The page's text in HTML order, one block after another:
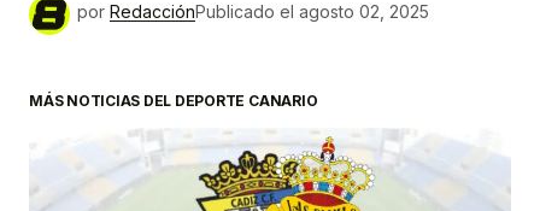
por RedacciónPublicado el agosto 02, 2025
MÁS NOTICIAS DEL DEPORTE CANARIO